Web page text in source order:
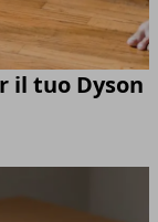
il tuo Dyson